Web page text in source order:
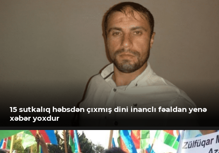
15 sutkalıq həbsdən çıxmış dini inanclı fəaldan yenə
xəbər yoxdur